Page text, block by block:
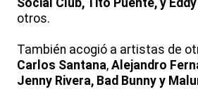
Social Club, Tito Puente, y
otros.
También acogió a artistas de
Carlos Santana, Alejandro
Jenny Rivera, Bad Bunny y